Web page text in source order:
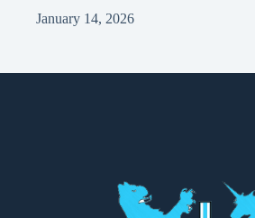
January 14, 2026